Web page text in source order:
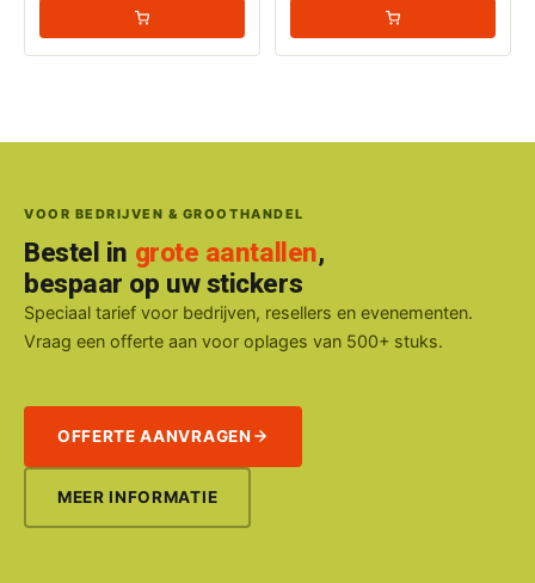
VOOR BEDRIJVEN & GROOTHANDEL
Bestel in grote aantallen,
bespaar op uw stickers
Speciaal tarief voor bedrijven, resellers en evenementen.
Vraag een offerte aan voor oplages van 500+ stuks.
OFFERTE AANVRAGEN
MEER INFORMATIE